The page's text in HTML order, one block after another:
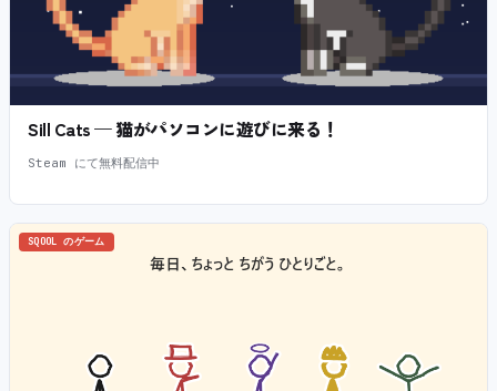
Sill Cats — 猫がパソコンに遊びに来る！
Steam にて無料配信中
SQOOL のゲーム